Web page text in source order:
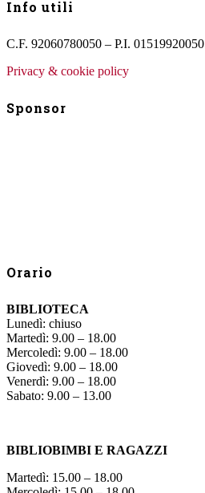
Info utili
C.F. 92060780050 – P.I. 01519920050
Privacy & cookie policy
Sponsor
Orario
BIBLIOTECA
Lunedì: chiuso
Martedì: 9.00 – 18.00
Mercoledì: 9.00 – 18.00
Giovedì: 9.00 – 18.00
Venerdì: 9.00 – 18.00
Sabato: 9.00 – 13.00
BIBLIOBIMBI E RAGAZZI
Martedì: 15.00 – 18.00